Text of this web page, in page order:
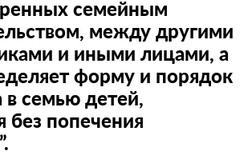
семейным
между другими
и иными лицами, а
форму и порядок
в семью детей,
без попечения